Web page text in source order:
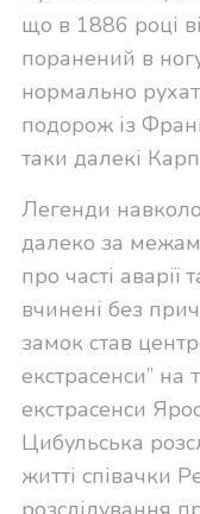
що в 1886 році
поранений в
нормально
подорож із
таки далекі
Легенди
далеко за
про часті аварії
вчинені без
замок став
екстрасенси” на
екстрасенси
Цибульська
житті співачки